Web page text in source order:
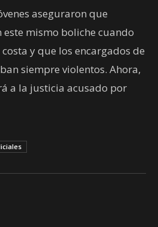
aseguraron que
mismo boliche cuando
y que los encargados de
siempre violentos. Ahora,
a la justicia acusado por